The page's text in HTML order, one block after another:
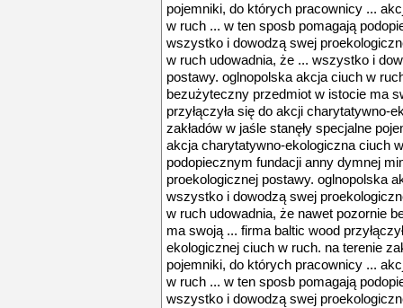
pojemniki, do których pracownicy ...
w ruch ... w ten sposb pomagają
wszystko i dowodzą swej
w ruch udowadnia, że ... wszystko i
postawy. oglnopolska akcja ciuch w
bezużyteczny przedmiot w istocie ma
przyłączyła się do akcji charytatywno-
zakładów w jaśle stanęły specjalne
akcja charytatywno-ekologiczna ciuch
podopiecznym fundacji anny dymnej
proekologicznej postawy. oglnopolska
wszystko i dowodzą swej
w ruch udowadnia, że nawet pozornie
ma swoją ... firma baltic wood
ekologicznej ciuch w ruch. na terenie
pojemniki, do których pracownicy ...
w ruch ... w ten sposb pomagają
wszystko i dowodzą swej